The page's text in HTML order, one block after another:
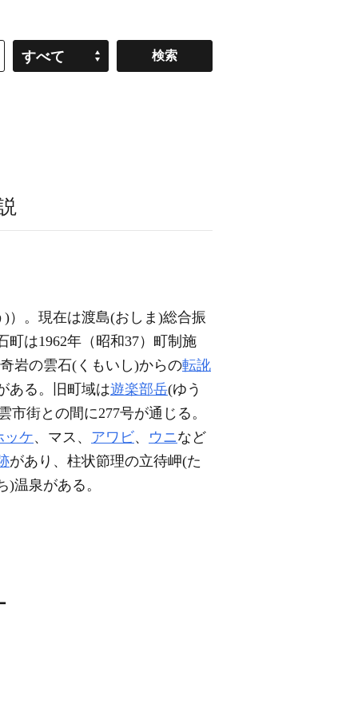
すべて
)）。現在は渡島(おしま)総合振
は1962年（昭和37）町制施
岩の雲石(くもいし)からの転訛
ある。旧町域は遊楽部岳(ゆう
街との間に277号が通じる。
ッケ、マス、 アワビ、 ウニなど
があり、柱状節理の立待岬(た
)温泉がある。